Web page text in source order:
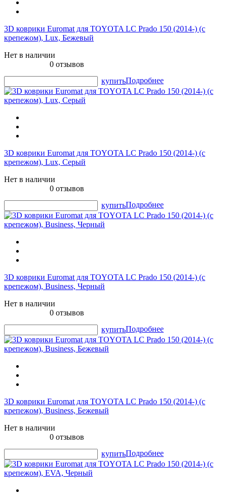
3D коврики Euromat для TOYOTA LС Prado 150 (2014-) (с
крепежом), Lux, Бежевый
Нет в наличии
0 отзывов
купитьПодробнее
3D коврики Euromat для TOYOTA LС Prado 150 (2014-) (с
крепежом), Lux, Серый
Нет в наличии
0 отзывов
купитьПодробнее
3D коврики Euromat для TOYOTA LС Prado 150 (2014-) (с
крепежом), Business, Черный
Нет в наличии
0 отзывов
купитьПодробнее
3D коврики Euromat для TOYOTA LС Prado 150 (2014-) (с
крепежом), Business, Бежевый
Нет в наличии
0 отзывов
купитьПодробнее